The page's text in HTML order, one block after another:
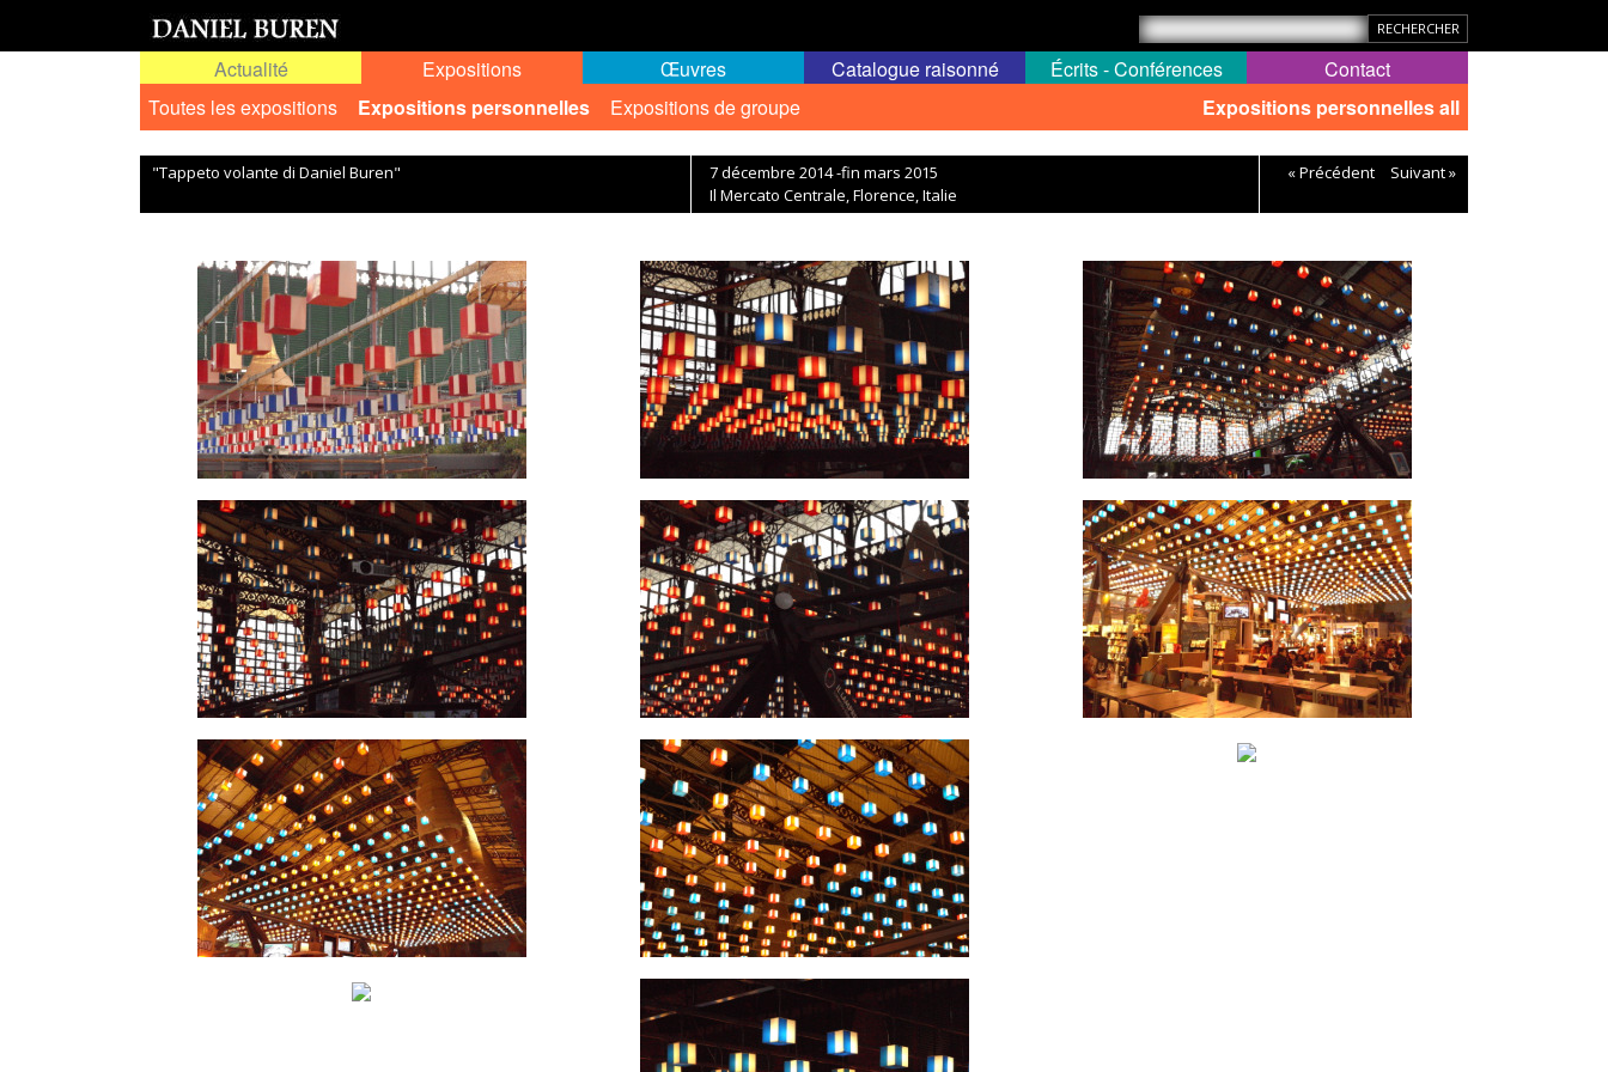
Actualité
Expositions
Toutes les expositions
Expositions personnelles Expositions de groupe Expositions personnelles all
Œuvres Catalogue raisonné Écrits - Conférences Contact
"Tappeto volante di Daniel Buren"
7 décembre 2014 -fin mars 2015
Il Mercato Centrale, Florence, Italie
« Précédent Suivant »